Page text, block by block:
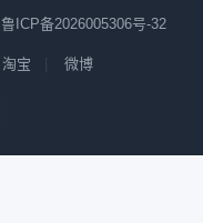
鲁ICP备2026005306号-32
淘宝 微博